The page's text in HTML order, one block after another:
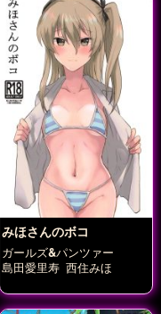
みほさんのボコ
ガールズ&パンツァー
島田愛里寿 西住みほ